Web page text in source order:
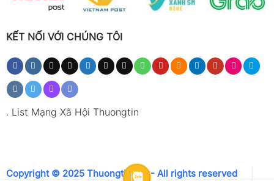
KẾT NỐI VỚI CHÚNG TÔI
. List Mạng Xã Hội Thuongtin
Copyright © 2025 Thuongtin.net - All rights reserved